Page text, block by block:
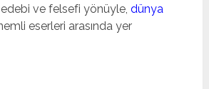
edebi ve felsefi yönüyle,dünya
eserleri arasında yer